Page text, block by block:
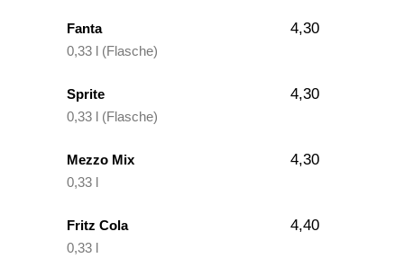
Fanta 4,30
0,33 l (Flasche)
Sprite 4,30
0,33 l (Flasche)
Mezzo Mix 4,30
0,33 l
Fritz Cola 4,40
0,33 l